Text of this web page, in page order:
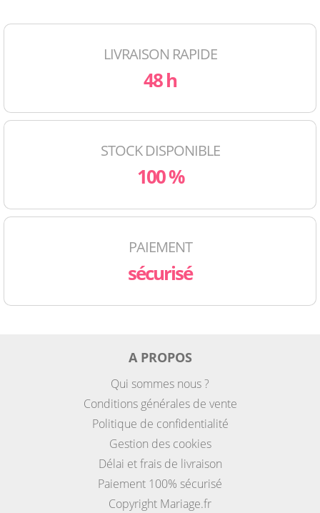
LIVRAISON RAPIDE
48 h
STOCK DISPONIBLE
100 %
PAIEMENT
sécurisé
A PROPOS
Qui sommes nous ?
Conditions générales de vente
Politique de confidentialité
Gestion des cookies
Délai et frais de livraison
Paiement 100% sécurisé
Copyright Mariage.fr